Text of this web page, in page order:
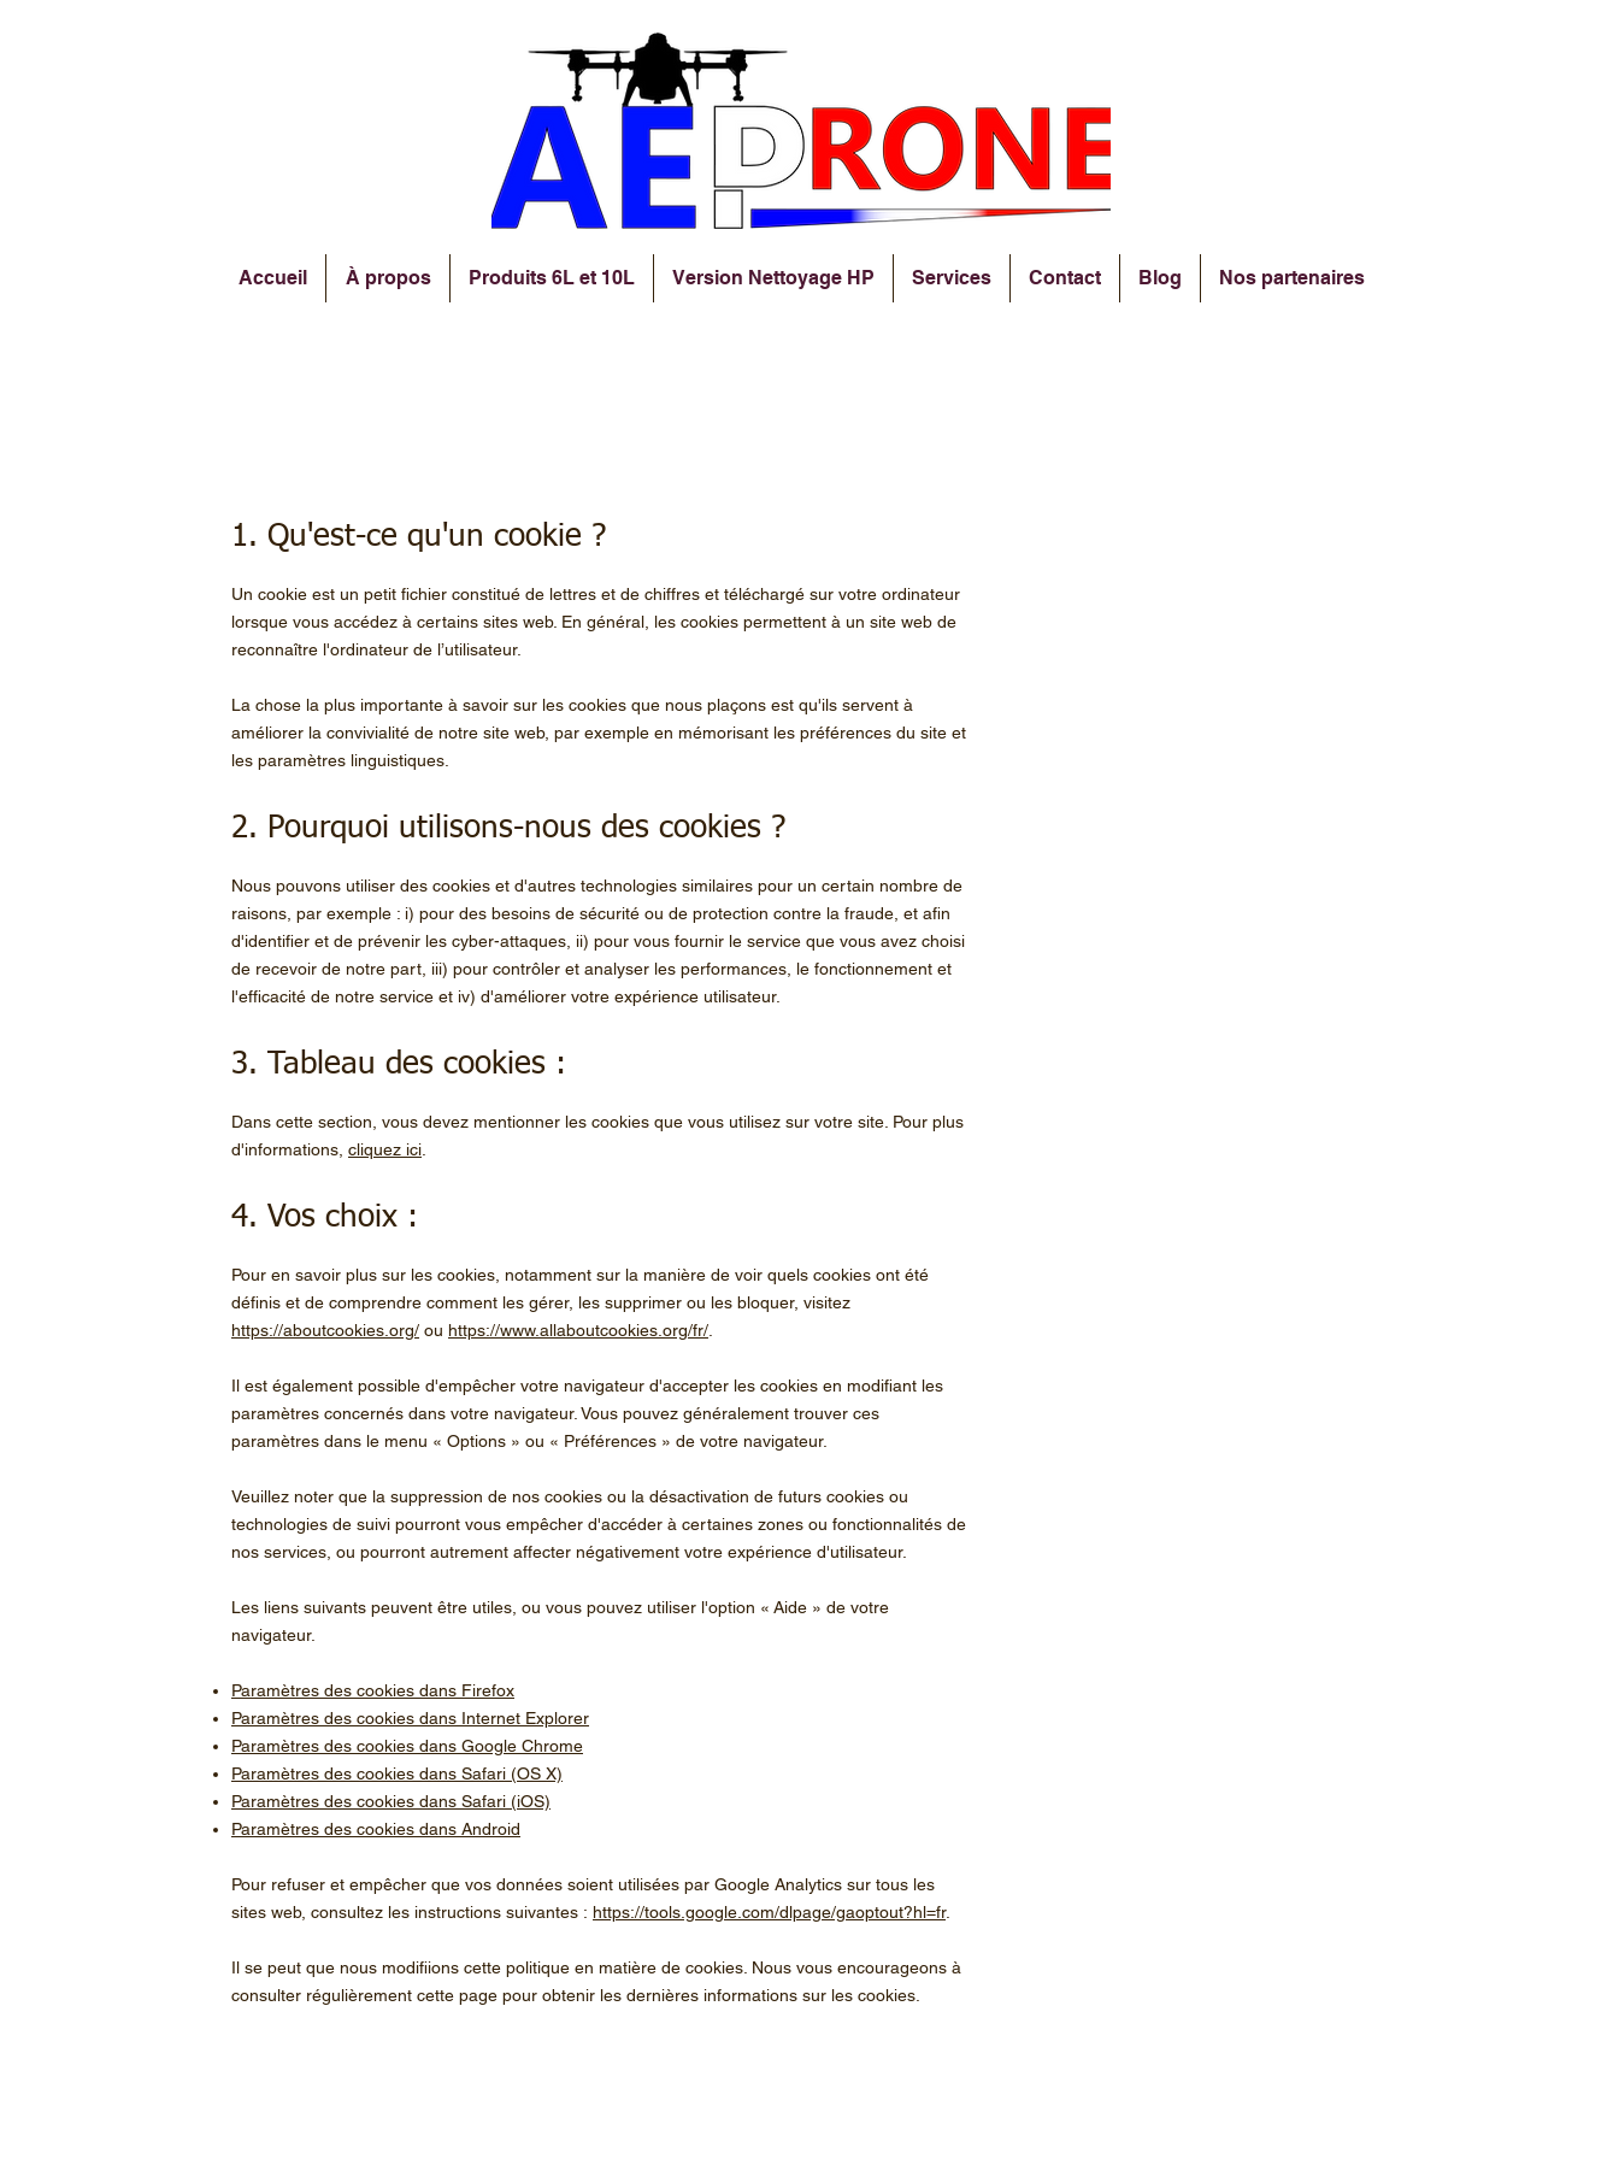
Accueil À propos Produits 6L et 10L Version Nettoyage HP Services Contact Blog Nos partenaires
1. Qu'est-ce qu'un cookie ?
Un cookie est un petit fichier constitué de lettres et de chiffres et téléchargé sur votre ordinateur
lorsque vous accédez à certains sites web. En général, les cookies permettent à un site web de
reconnaître l'ordinateur de l’utilisateur.
La chose la plus importante à savoir sur les cookies que nous plaçons est qu'ils servent à
améliorer la convivialité de notre site web, par exemple en mémorisant les préférences du site et
les paramètres linguistiques.
2. Pourquoi utilisons-nous des cookies ?
Nous pouvons utiliser des cookies et d'autres technologies similaires pour un certain nombre de
raisons, par exemple : i) pour des besoins de sécurité ou de protection contre la fraude, et afin
d'identifier et de prévenir les cyber-attaques, ii) pour vous fournir le service que vous avez choisi
de recevoir de notre part, iii) pour contrôler et analyser les performances, le fonctionnement et
l'efficacité de notre service et iv) d'améliorer votre expérience utilisateur.
3. Tableau des cookies :
Dans cette section, vous devez mentionner les cookies que vous utilisez sur votre site. Pour plus
d'informations, cliquez ici
4. Vos choix :
Pour en savoir plus sur les cookies, notamment sur la manière de voir quels cookies ont été
définis et de comprendre comment les gérer, les supprimer ou les bloquer, visitez
https://aboutcookies.org/ ou https://www.allaboutcookies.org/fr/
Il est également possible d'empêcher votre navigateur d'accepter les cookies en modifiant les
paramètres concernés dans votre navigateur. Vous pouvez généralement trouver ces
paramètres dans le menu « Options » ou « Préférences » de votre navigateur.
Veuillez noter que la suppression de nos cookies ou la désactivation de futurs cookies ou
technologies de suivi pourront vous empêcher d'accéder à certaines zones ou fonctionnalités de
nos services, ou pourront autrement affecter négativement votre expérience d'utilisateur.
Les liens suivants peuvent être utiles, ou vous pouvez utiliser l'option « Aide » de votre
navigateur.
Paramètres des cookies dans Firefox
Paramètres des cookies dans Internet Explorer
Paramètres des cookies dans Google Chrome
Paramètres des cookies dans Safari (OS X)
Paramètres des cookies dans Safari (iOS)
Paramètres des cookies dans Android
Pour refuser et empêcher que vos données soient utilisées par Google Analytics sur tous les
sites web, consultez les instructions suivantes : https://tools.google.com/dlpage/gaoptout?hl=fr.
Il se peut que nous modifiions cette politique en matière de cookies. Nous vous encourageons à
consulter régulièrement cette page pour obtenir les dernières informations sur les cookies.